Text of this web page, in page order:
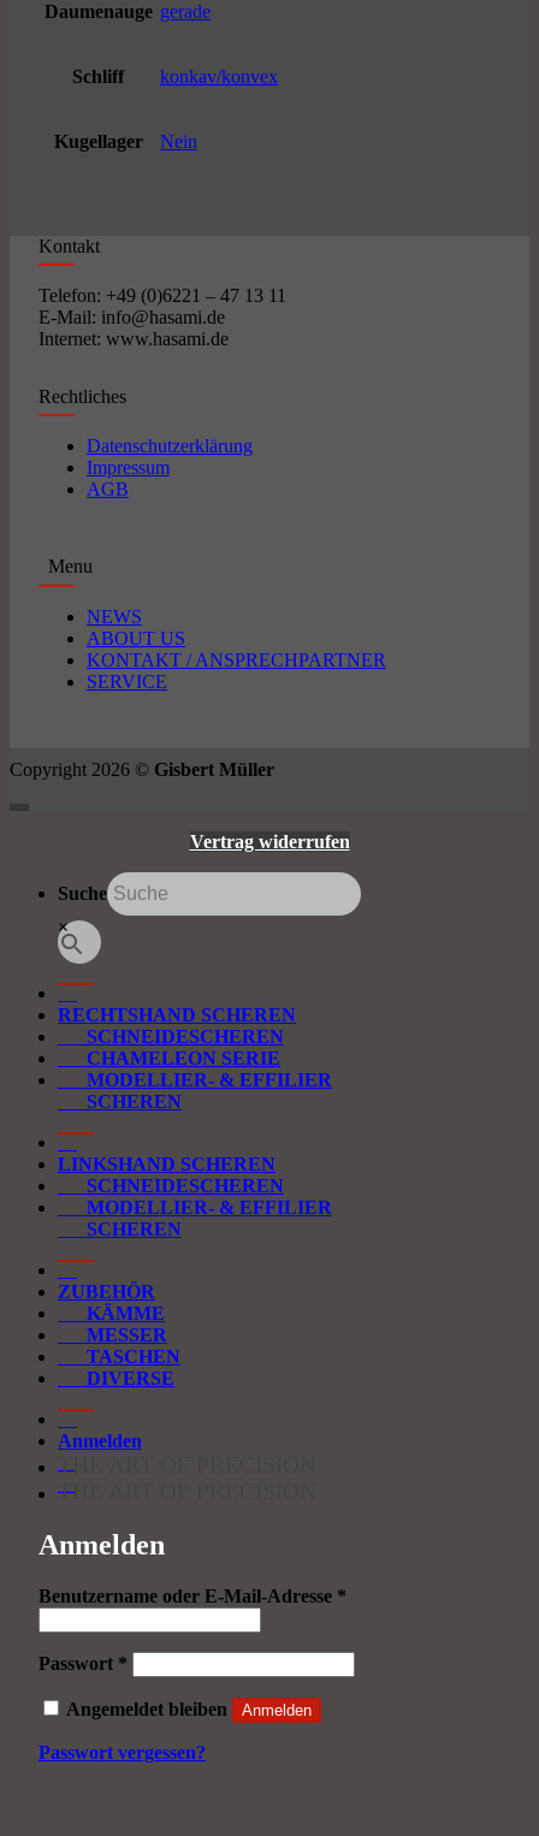
Daumenauge gerade
Schliff konkav/konvex
Kugellager Nein
Kontakt
Telefon: +49 (0)6221 – 47 13 11
E-Mail: info@hasami.de
Internet: www.hasami.de
Rechtliches
Datenschutzerklärung
Impressum
AGB
Menu
NEWS
ABOUT US
KONTAKT / ANSPRECHPARTNER
SERVICE
Copyright 2026 © Gisbert Müller
Vertrag widerrufen
Suche
×
RECHTSHAND SCHEREN
SCHNEIDESCHEREN
CHAMELEON SERIE
MODELLIER- & EFFILIER
SCHEREN
LINKSHAND SCHEREN
SCHNEIDESCHEREN
MODELLIER- & EFFILIER
SCHEREN
ZUBEHÖR
KÄMME
MESSER
TASCHEN
DIVERSE
Anmelden
THE ART OF PRECISION
THE ART OF PRECISION
Anmelden
Benutzername oder E-Mail-Adresse *Erforderlich
Passwort *Erforderlich
Angemeldet bleiben Anmelden
Passwort vergessen?